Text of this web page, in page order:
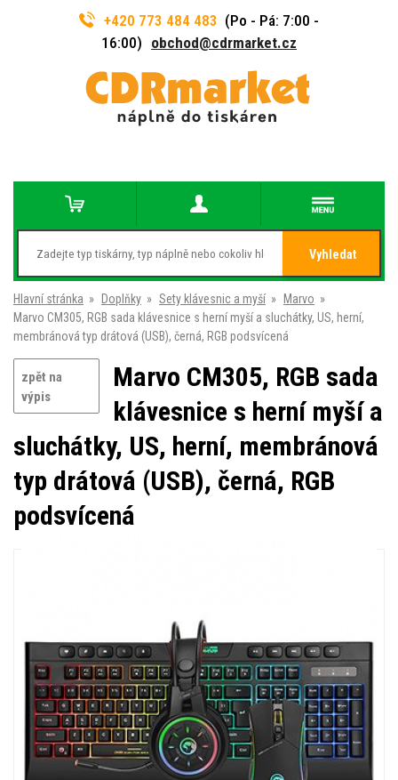
+420 773 484 483 (Po - Pá: 7:00 -
16:00) obchod@cdrmarket.cz
Vyhledat
Hlavní stránka » Doplňky » Sety klávesnic a myší » Marvo »
Marvo CM305, RGB sada klávesnice s herní myší a sluchátky, US, herní,
membránová typ drátová (USB), černá, RGB podsvícená
zpět na
výpis
Marvo CM305, RGB sada
klávesnice s herní myší a
sluchátky, US, herní, membránová
typ drátová (USB), černá, RGB
podsvícená